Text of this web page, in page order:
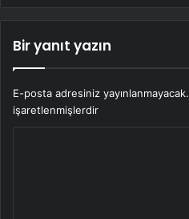
Bir yanıt yazın
E-posta adresiniz yayınlanmayacak.
işaretlenmişlerdir